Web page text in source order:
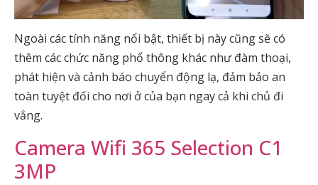
Ngoài các tính năng nổi bật, thiết bị này cũng sẽ có
thêm các chức năng phổ thông khác như đàm thoại,
phát hiện và cảnh báo chuyển động lạ, đảm bảo an
toàn tuyệt đối cho nơi ở của bạn ngay cả khi chủ đi
vắng.
Camera Wifi 365 Selection C1
3MP